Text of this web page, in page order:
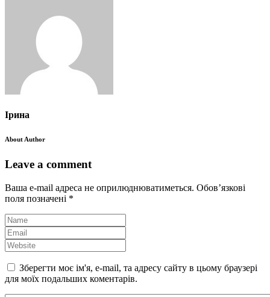
Ірина
About Author
Leave a comment
Ваша e-mail адреса не оприлюднюватиметься. Обов’язкові
поля позначені *
Зберегти моє ім'я, e-mail, та адресу сайту в цьому браузері
для моїх подальших коментарів.